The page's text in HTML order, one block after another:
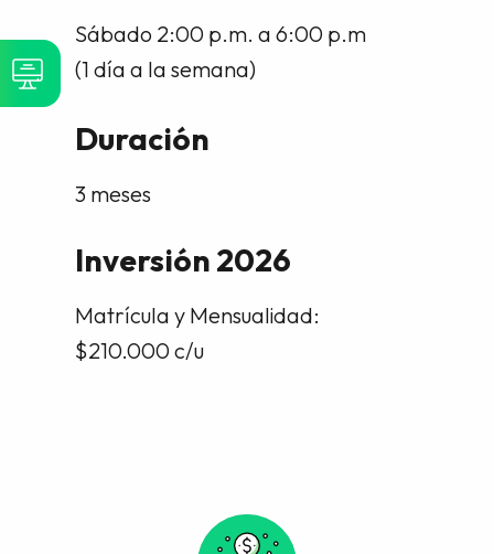
Sábado 2:00 p.m. a 6:00 p.m
(1 día a la semana)
Duración
3 meses
Inversión 2026
Matrícula y Mensualidad:
$210.000 c/u